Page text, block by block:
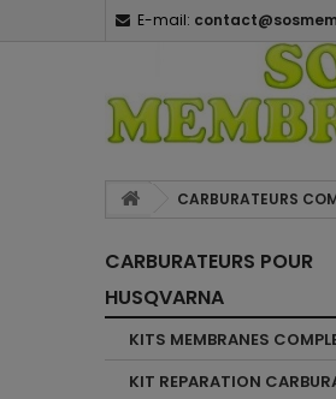
E-mail:
CARBURATEURS
CARBURATEURS POUR
HUSQVARNA
KITS MEMBRANES
KIT REPARATION